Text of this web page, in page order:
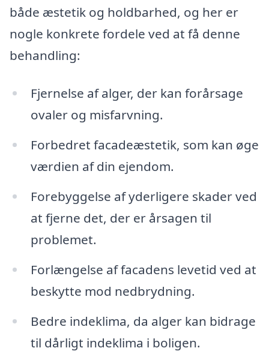
både æstetik og holdbarhed, og her er
nogle konkrete fordele ved at få denne
behandling:
Fjernelse af alger, der kan forårsage
ovaler og misfarvning.
Forbedret facadeæstetik, som kan øge
værdien af din ejendom.
Forebyggelse af yderligere skader ved
at fjerne det, der er årsagen til
problemet.
Forlængelse af facadens levetid ved at
beskytte mod nedbrydning.
Bedre indeklima, da alger kan bidrage
til dårligt indeklima i boligen.